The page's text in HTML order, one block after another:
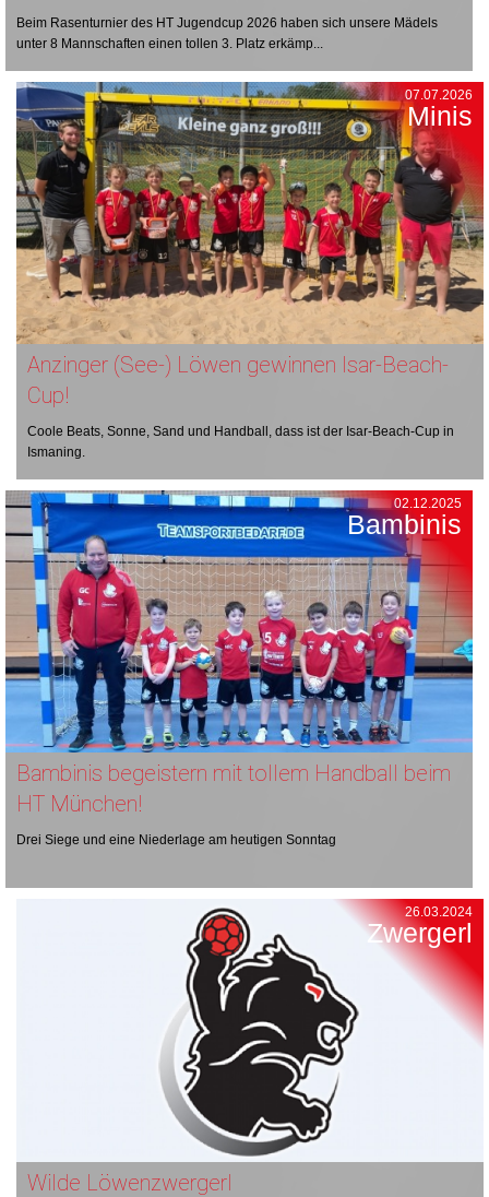
Beim Rasenturnier des HT Jugendcup 2026 haben sich unsere Mädels
unter 8 Mannschaften einen tollen 3. Platz erkämp...
07.07.2026
Minis
Anzinger (See-) Löwen gewinnen Isar-Beach-
Cup!
Coole Beats, Sonne, Sand und Handball, dass ist der Isar-Beach-Cup in
Ismaning.
02.12.2025
Bambinis
Bambinis begeistern mit tollem Handball beim
HT München!
Drei Siege und eine Niederlage am heutigen Sonntag
26.03.2024
Zwergerl
Wilde Löwenzwergerl